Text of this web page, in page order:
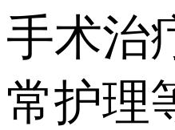
手术治
常护理